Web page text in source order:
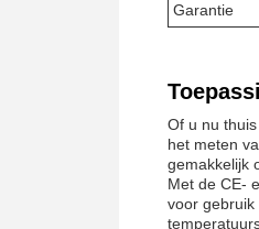
Garantie
Of u nu
het meten
gemakkelijk
Met de CE-
voor gebruik